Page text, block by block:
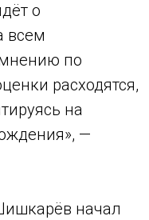
о
всем
по
расходятся,
на
—
начал